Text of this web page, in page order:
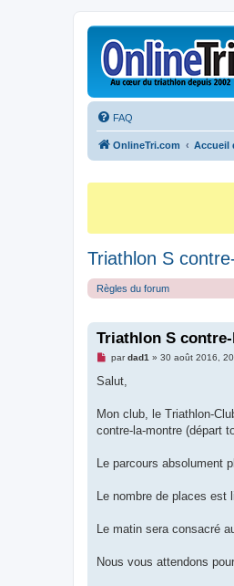
FAQ
OnlineTri.com Accueil
Triathlon S
Règles du forum
Triathlon S
M
s
g
n
l
pardad1 » 30 août 2016,
Salut,
Mon club, le Triathlon-
contre-la-montre (départ
Le parcours absolument
Le nombre de places est
Le matin sera consacré
Nous vous attendons